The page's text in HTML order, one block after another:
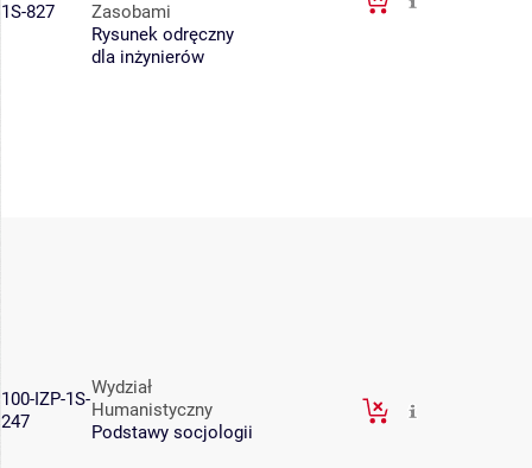
1S-827
Zasobami
Rysunek odręczny
dla inżynierów
100-IZP-1S-
247
Wydział
Humanistyczny
Podstawy socjologii